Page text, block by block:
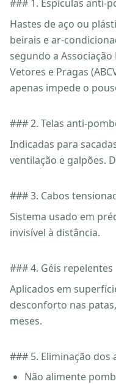
### 1. Espículas anti-
Hastes de aço ou
beirais e ar-
segundo a
Vetores e Pragas
apenas impede o
### 2. Telas anti-
Indicadas para
ventilação e galpões.
### 3. Cabos
Sistema usado em
invisível à distância.
### 4. Géis repelentes
Aplicados em
desconforto nas
meses.
### 5. Eliminação dos
Não alimente